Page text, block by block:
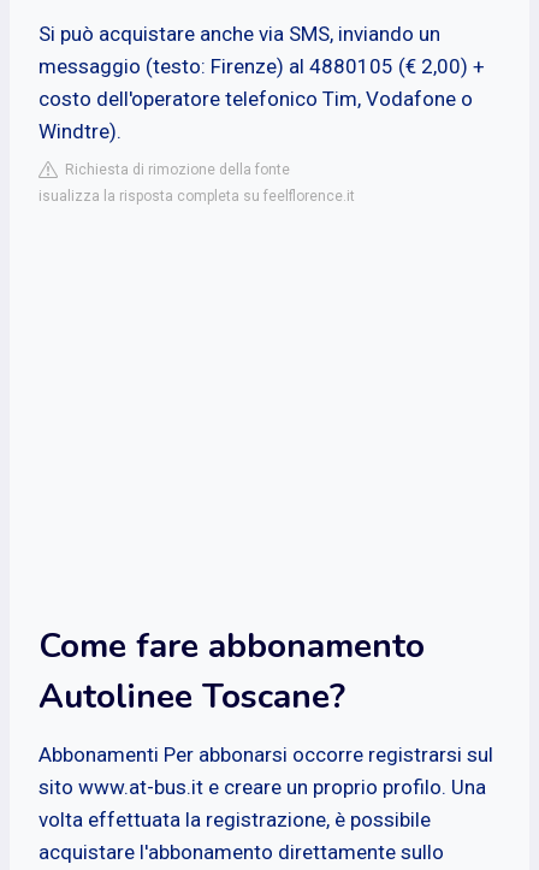
Si può acquistare anche via SMS, inviando un
messaggio (testo: Firenze) al 4880105 (€ 2,00) +
costo dell'operatore telefonico Tim, Vodafone o
Windtre).
Richiesta di rimozione della fonte
isualizza la risposta completa su feelflorence.it
Come fare abbonamento
Autolinee Toscane?
Abbonamenti Per abbonarsi occorre registrarsi sul
sito www.at-bus.it e creare un proprio profilo. Una
volta effettuata la registrazione, è possibile
acquistare l'abbonamento direttamente sullo